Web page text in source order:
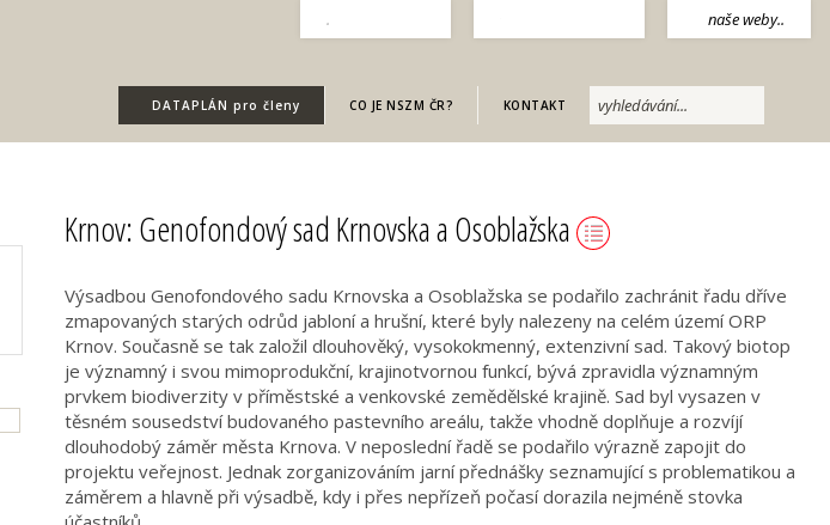
naše weby..
.
DATAPLÁN pro členy CO JE NSZM ČR? KONTAKT
Krnov: Genofondový sad Krnovska a Osoblažska
Výsadbou Genofondového sadu Krnovska a Osoblažska se podařilo zachránit řadu dříve
zmapovaných starých odrůd jabloní a hrušní, které byly nalezeny na celém území ORP
Krnov. Současně se tak založil dlouhověký, vysokokmenný, extenzivní sad. Takový biotop
je významný i svou mimoprodukční, krajinotvornou funkcí, bývá zpravidla významným
prvkem biodiverzity v příměstské a venkovské zemědělské krajině. Sad byl vysazen v
těsném sousedství budovaného pastevního areálu, takže vhodně doplňuje a rozvíjí
dlouhodobý záměr města Krnova. V neposlední řadě se podařilo výrazně zapojit do
projektu veřejnost. Jednak zorganizováním jarní přednášky seznamující s problematikou a
záměrem a hlavně při výsadbě, kdy i přes nepřízeň počasí dorazila nejméně stovka